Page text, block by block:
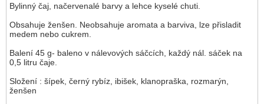
Bylinný čaj, načervenalé barvy a lehce kyselé chuti.
Obsahuje ženšen. Neobsahuje aromata a barviva, lze přisladit
medem nebo cukrem.
Balení 45 g- baleno v nálevových sáčcích, každý nál. sáček na
0,5 litru čaje.
Složení : šípek, černý rybíz, ibišek, klanopraška, rozmarýn,
ženšen